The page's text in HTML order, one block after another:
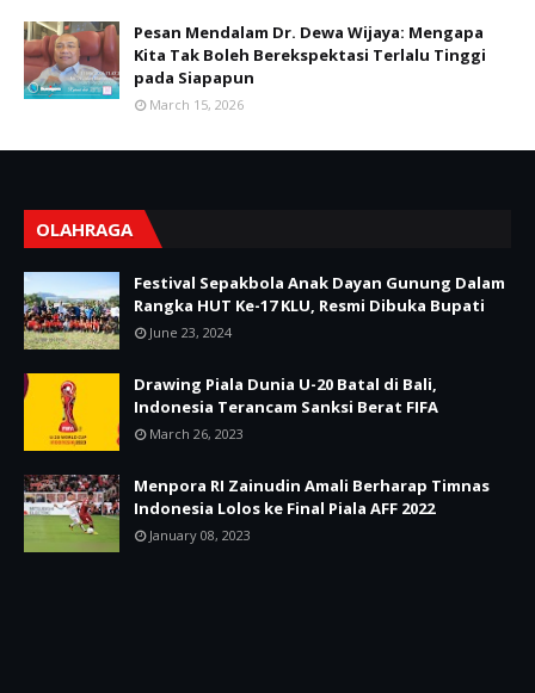
Pesan Mendalam Dr. Dewa Wijaya: Mengapa
Kita Tak Boleh Berekspektasi Terlalu Tinggi
pada Siapapun
March 15, 2026
OLAHRAGA
Festival Sepakbola Anak Dayan Gunung Dalam
Rangka HUT Ke-17 KLU, Resmi Dibuka Bupati
June 23, 2024
Drawing Piala Dunia U-20 Batal di Bali,
Indonesia Terancam Sanksi Berat FIFA
March 26, 2023
Menpora RI Zainudin Amali Berharap Timnas
Indonesia Lolos ke Final Piala AFF 2022
January 08, 2023